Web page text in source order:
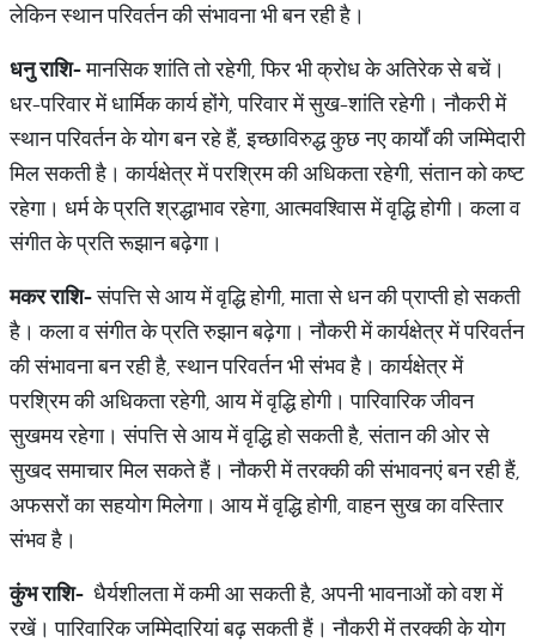
लेकिन स्थान परिवर्तन की संभावना भी बन रही है।
धनुराशि-मानसिक शांति तो रहेगी, फिर भी क्रोध के अतिरेक से बचें।
धर-परिवार में धार्मिक कार्य होंगे, परिवार में सुख-शांति रहेगी। नौकरी में
स्थान परिवर्तन के योग बन रहे हैं, इच्छाविरुद्ध कुछ नए कार्यों की जम्मिेदारी
मिल सकती है। कार्यक्षेत्र में परश्रिम की अधिकता रहेगी, संतान को कष्ट
रहेगा। धर्म के प्रति श्रद्धाभाव रहेगा, आत्मवश्विास में वृद्धि होगी। कला व
संगीत के प्रति रूझान बढ़ेगा।
मकरराशि-संपत्ति से आय में वृद्धि होगी, माता से धन की प्राप्ती हो सकती
है। कला व संगीत के प्रति रुझान बढ़ेगा। नौकरी में कार्यक्षेत्र में परिवर्तन
की संभावना बन रही है, स्थान परिवर्तन भी संभव है। कार्यक्षेत्र में
परश्रिम की अधिकता रहेगी, आय में वृद्धि होगी। पारिवारिक जीवन
सुखमय रहेगा। संपत्ति से आय में वृद्धि हो सकती है, संतान की ओर से
सुखद समाचार मिल सकते हैं। नौकरी में तरक्की की संभावनएं बन रही हैं,
अफसरों का सहयोग मिलेगा। आय में वृद्धि होगी, वाहन सुख का वस्तिार
संभव है।
कुंभराशि- धैर्यशीलता में कमी आ सकती है, अपनी भावनाओं को वश में
रखें। पारिवारिक जम्मिेदारियां बढ़ सकती हैं। नौकरी में तरक्की के योग